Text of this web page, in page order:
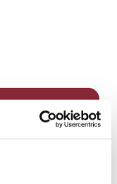
auch